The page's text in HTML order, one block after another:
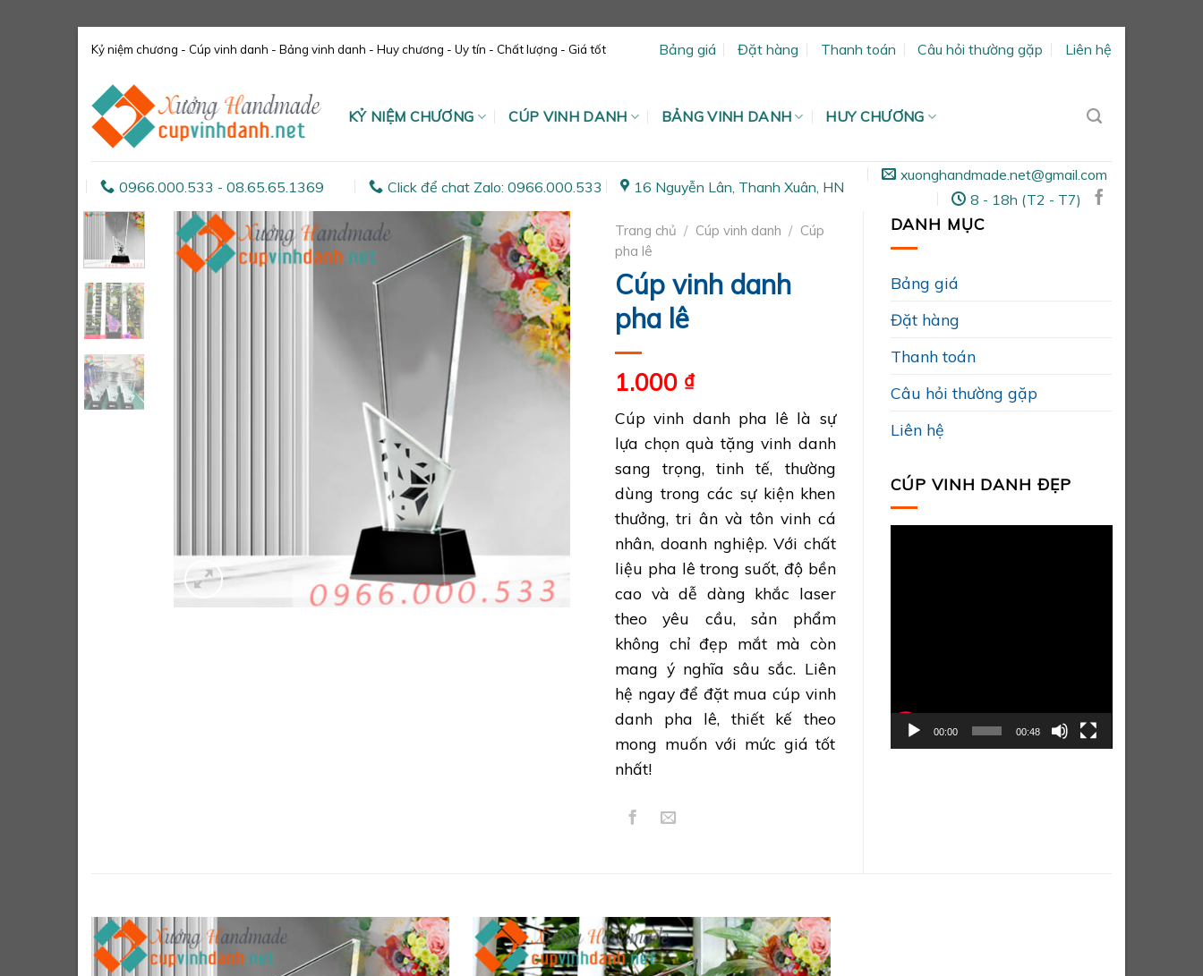
content
Kỷ niệm chương - Cúp vinh danh - Bảng vinh danh - Huy chương - Uy tín - Chất lượng - Giá tốt Bảng giá Đặt hàng Thanh toán Câu hỏi thường gặp Liên hệ
KỶ NIỆM CHƯƠNG CÚP VINH DANH BẢNG VINH DANH HUY CHƯƠNG
0966.000.533 - 08.65.65.1369 Click để chat Zalo: 0966.000.533 16 Nguyễn Lân, Thanh Xuân, HN
xuonghandmade.net@gmail.com
8 - 18h (T2 - T7)
Trang chủ / Cúp vinh danh / Cúp
pha lê
Cúp vinh danh
pha lê
1.000 ₫
Cúp vinh danh pha lê là sự
lựa chọn quà tặng vinh danh
sang trọng, tinh tế, thường
dùng trong các sự kiện khen
thưởng, tri ân và tôn vinh cá
nhân, doanh nghiệp. Với chất
liệu pha lê trong suốt, độ bền
cao và dễ dàng khắc laser
theo yêu cầu, sản phẩm
không chỉ đẹp mắt mà còn
mang ý nghĩa sâu sắc. Liên
hệ ngay để đặt mua cúp vinh
danh pha lê, thiết kế theo
mong muốn với mức giá tốt
nhất!
DANH MỤC
Bảng giá
Đặt hàng
Thanh toán
Câu hỏi thường gặp
Liên hệ
CÚP VINH DANH ĐẸP
00:00 00:48